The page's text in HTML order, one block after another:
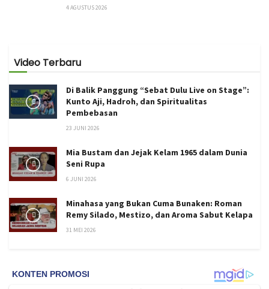
4 AGUSTUS 2026
Video Terbaru
Di Balik Panggung “Sebat Dulu Live on Stage”:
Kunto Aji, Hadroh, dan Spiritualitas
Pembebasan
23 JUNI 2026
Mia Bustam dan Jejak Kelam 1965 dalam Dunia
Seni Rupa
6 JUNI 2026
Minahasa yang Bukan Cuma Bunaken: Roman
Remy Silado, Mestizo, dan Aroma Sabut Kelapa
31 MEI 2026